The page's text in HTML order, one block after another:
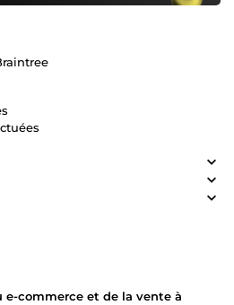
e-commerce et de la vente à